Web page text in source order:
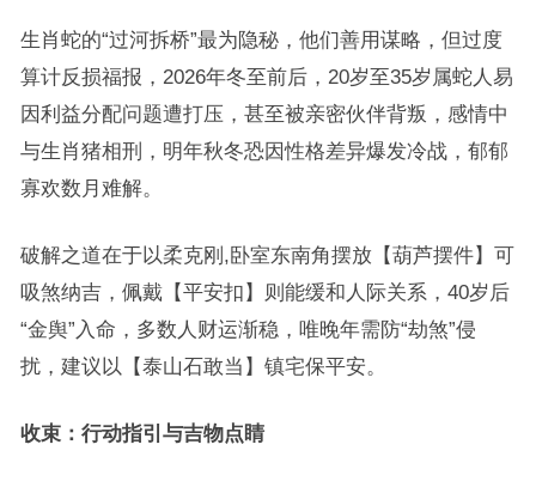
生肖蛇的“过河拆桥”最为隐秘，他们善用谋略，但过度
算计反损福报，2026年冬至前后，20岁至35岁属蛇人易
因利益分配问题遭打压，甚至被亲密伙伴背叛，感情中
与生肖猪相刑，明年秋冬恐因性格差异爆发冷战，郁郁
寡欢数月难解。
破解之道在于以柔克刚,卧室东南角摆放【葫芦摆件】可
吸煞纳吉，佩戴【平安扣】则能缓和人际关系，40岁后
“金舆”入命，多数人财运渐稳，唯晚年需防“劫煞”侵
扰，建议以【泰山石敢当】镇宅保平安。
收束：行动指引与吉物点睛